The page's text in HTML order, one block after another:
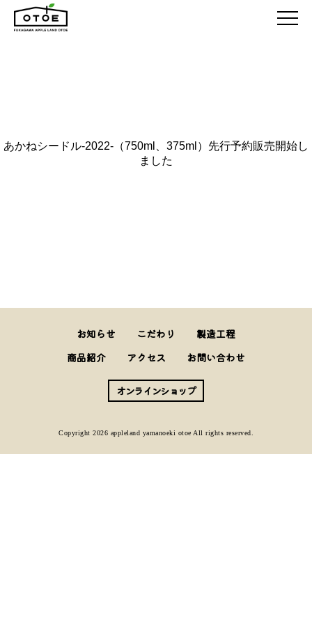
あかねシードル-2022-（750ml、375ml）先行予約販売開始し
ました
お知らせ こだわり
製造工程
商品紹介
アクセス お問い合わせ
オンラインショップ
Copyright 2026 appleland yamanoeki otoe All rights reserved.